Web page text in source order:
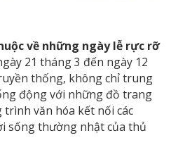
về những ngày lễ rực rỡ
21 tháng 3 đến ngày 12
thống, không chỉ trung
động với những đồ trang
trình văn hóa kết nối các
sống thường nhật của thủ